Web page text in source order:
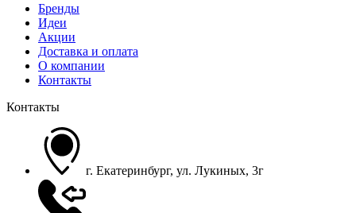
Бренды
Идеи
Акции
Доставка и оплата
О компании
Контакты
Контакты
г. Екатеринбург, ул. Лукиных, 3г